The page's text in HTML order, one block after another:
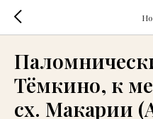
Тёмкино, к
сх. Макарии